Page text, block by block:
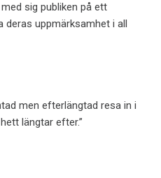
sig publiken på ett
deras uppmärksamhet i all
men efterlängtad resa in i
längtar efter.”